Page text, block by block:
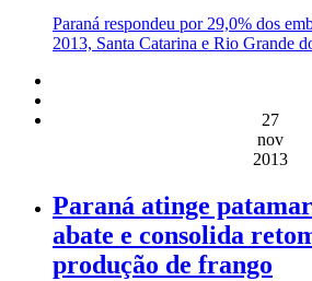
Paraná respondeu por 29,0% dos
2013, Santa Catarina e Rio Grande
27
nov
2013
Paraná atinge
abate e consolida
produção de frango